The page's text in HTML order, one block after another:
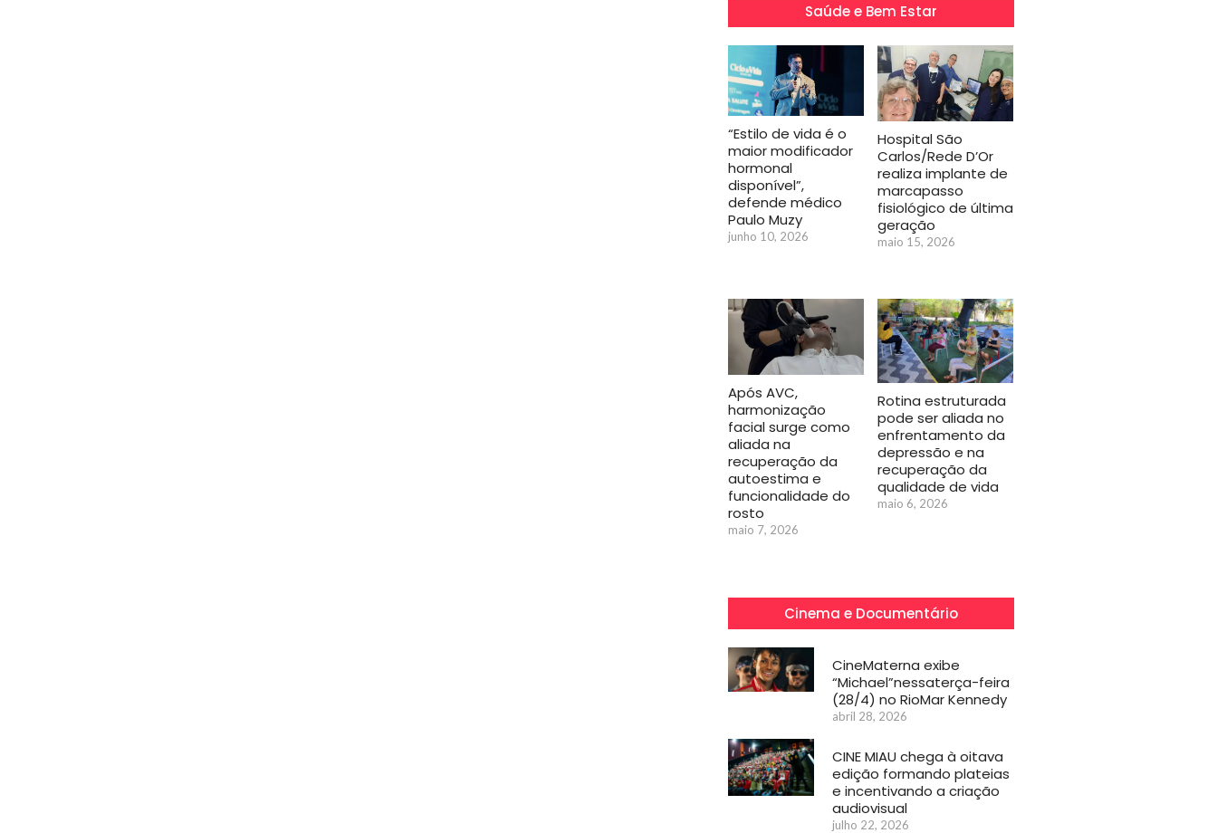
Saúde e Bem Estar
“Estilo de vida é o
maior modificador
hormonal
disponível”,
defende médico
Paulo Muzy
junho 10, 2026
Hospital São
Carlos/Rede D’Or
realiza implante de
marcapasso
fisiológico de última
geração
maio 15, 2026
Após AVC,
harmonização
facial surge como
aliada na
recuperação da
autoestima e
funcionalidade do
rosto
maio 7, 2026
Rotina estruturada
pode ser aliada no
enfrentamento da
depressão e na
recuperação da
qualidade de vida
maio 6, 2026
Cinema e Documentário
CineMaterna exibe
“Michael”nessaterça-feira
(28/4) no RioMar Kennedy
abril 28, 2026
CINE MIAU chega à oitava
edição formando plateias
e incentivando a criação
audiovisual
julho 22, 2026